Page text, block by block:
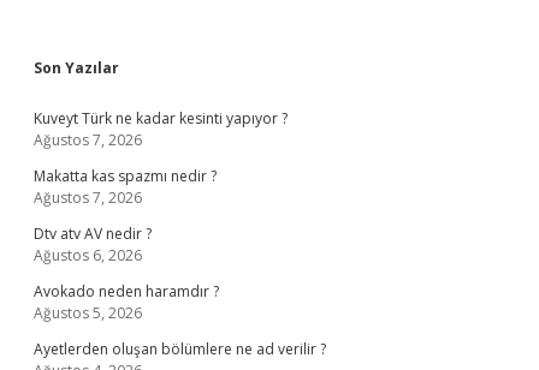
Sidebar
Son Yazılar
Kuveyt Türk ne kadar kesinti yapıyor ?
Ağustos 7, 2026
Makatta kas spazmı nedir ?
Ağustos 7, 2026
Dtv atv AV nedir ?
Ağustos 6, 2026
Avokado neden haramdır ?
Ağustos 5, 2026
Ayetlerden oluşan bölümlere ne ad verilir ?